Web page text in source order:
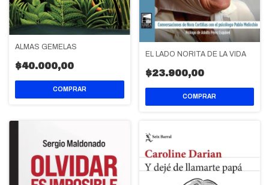
ALMAS GEMELAS
$40.000,00
EL LADO NORITA DE LA VIDA
$23.900,00